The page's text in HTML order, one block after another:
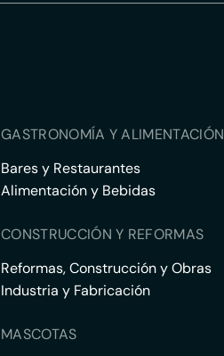
GASTRONOMÍA Y ALIMENTACIÓN
Bares y Restaurantes
Alimentación y Bebidas
CONSTRUCCIÓN Y REFORMAS
Reformas, Construcción y Obras
Industria y Fabricación
MASCOTAS